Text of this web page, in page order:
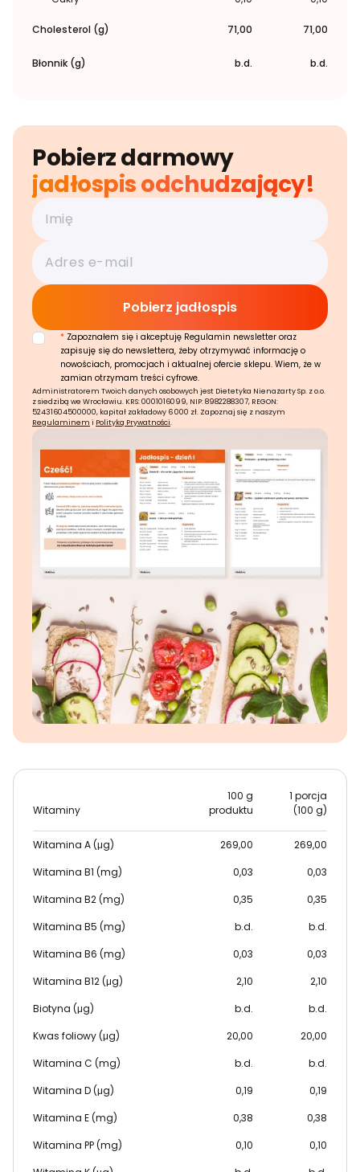
Cholesterol (g) 71,00 71,00
Błonnik (g) b.d. b.d.
Pobierz darmowy
jadłospis odchudzający!
* Zapoznałem się i akceptuję Regulamin newsletter oraz
zapisuję się do newslettera, żeby otrzymywać informację o
nowościach, promocjach i aktualnej ofercie sklepu. Wiem, że w
zamian otrzymam treści cyfrowe.
Administratorem Twoich danych osobowych jest Dietetyka Nienażarty Sp. z o.o.
z siedzibą we Wrocławiu. KRS: 0001016099, NIP: 8982288307, REGON:
52431604500000, kapitał zakładowy 6 000 zł. Zapoznaj się z naszym
Regulaminem i Polityką Prywatności.
Witaminy
100 g
produktu
1 porcja
(100 g)
Witamina A (μg) 269,00
269,00
Witamina B1 (mg)
0,03
0,03
Witamina B2 (mg)
0,35
0,35
Witamina B5 (mg)
b.d.
b.d.
Witamina B6 (mg)
0,03
0,03
Witamina B12 (μg)
2,10
2,10
Biotyna (μg)
b.d.
b.d.
Kwas foliowy (μg)
20,00
20,00
Witamina C (mg)
b.d.
b.d.
Witamina D (μg)
0,19
0,19
Witamina E (mg)
0,38
0,38
Witamina PP (mg)
0,10
0,10